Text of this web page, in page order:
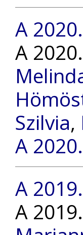
A
A
Szilvia,
A
A
A